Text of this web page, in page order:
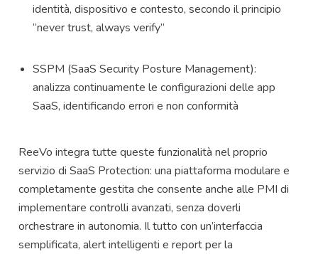
identità, dispositivo e contesto, secondo il principio
“never trust, always verify”
SSPM (SaaS Security Posture Management):
analizza continuamente le configurazioni delle app
SaaS, identificando errori e non conformità
ReeVo integra tutte queste funzionalità nel proprio
servizio di SaaS Protection: una piattaforma modulare e
completamente gestita che consente anche alle PMI di
implementare controlli avanzati, senza doverli
orchestrare in autonomia. Il tutto con un’interfaccia
semplificata, alert intelligenti e report per la